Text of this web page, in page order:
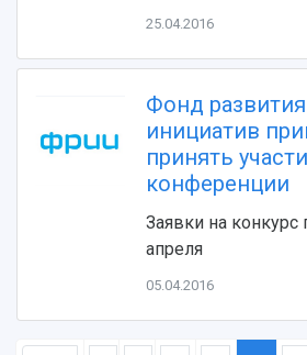
Официальные документы
25.04.2016
Фонд
инициатив
принять
конференции
Заявки на
апреля
05.04.2016